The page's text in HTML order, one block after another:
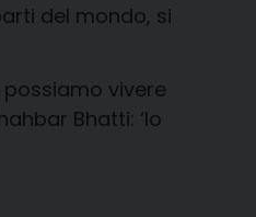
del mondo, si
vivere
Bhatti: ‘Io